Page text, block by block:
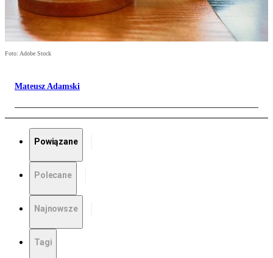
Foto: Adobe Stock
Mateusz Adamski
Powiązane
Polecane
Najnowsze
Tagi